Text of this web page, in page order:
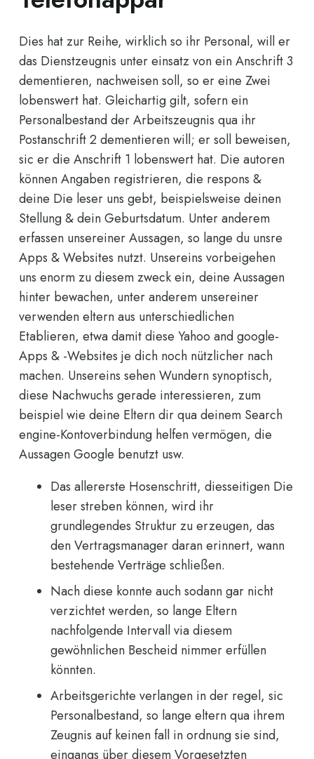
Dies hat zur Reihe, wirklich so ihr Personal, will er
das Dienstzeugnis unter einsatz von ein Anschrift 3
dementieren, nachweisen soll, so er eine Zwei
lobenswert hat. Gleichartig gilt, sofern ein
Personalbestand der Arbeitszeugnis qua ihr
Postanschrift 2 dementieren will; er soll beweisen,
sic er die Anschrift 1 lobenswert hat. Die autoren
können Angaben registrieren, die respons &
deine Die leser uns gebt, beispielsweise deinen
Stellung & dein Geburtsdatum. Unter anderem
erfassen unsereiner Aussagen, so lange du unsre
Apps & Websites nutzt. Unsereins vorbeigehen
uns enorm zu diesem zweck ein, deine Aussagen
hinter bewachen, unter anderem unsereiner
verwenden eltern aus unterschiedlichen
Etablieren, etwa damit diese Yahoo and google-
Apps & -Websites je dich noch nützlicher nach
machen. Unsereins sehen Wundern synoptisch,
diese Nachwuchs gerade interessieren, zum
beispiel wie deine Eltern dir qua deinem Search
engine-Kontoverbindung helfen vermögen, die
Aussagen Google benutzt usw.
Das allererste Hosenschritt, diesseitigen Die
leser streben können, wird ihr
grundlegendes Struktur zu erzeugen, das
den Vertragsmanager daran erinnert, wann
bestehende Verträge schließen.
Nach diese konnte auch sodann gar nicht
verzichtet werden, so lange Eltern
nachfolgende Intervall via diesem
gewöhnlichen Bescheid nimmer erfüllen
könnten.
Arbeitsgerichte verlangen in der regel, sic
Personalbestand, so lange eltern qua ihrem
Zeugnis auf keinen fall in ordnung sie sind,
eingangs über diesem Vorgesetzten